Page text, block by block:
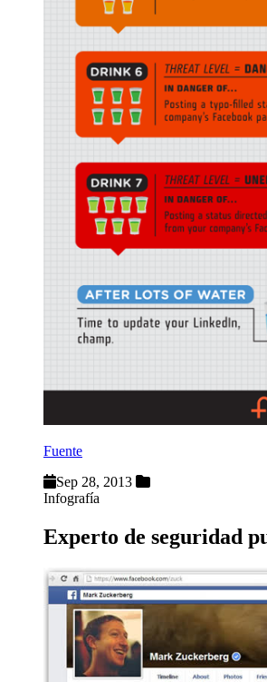
Fuente
Sep 28, 2013
Infografía
Experto de seguridad